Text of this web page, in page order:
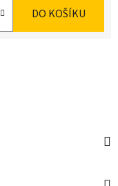
DO KOŠÍKU